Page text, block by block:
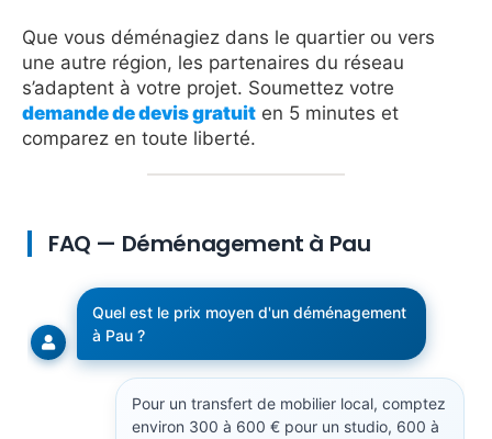
Que vous déménagiez dans le quartier ou vers
une autre région, les partenaires du réseau
s’adaptent à votre projet. Soumettez votre
demande de devis gratuit en 5 minutes et
comparez en toute liberté.
FAQ — Déménagement à Pau
Quel est le prix moyen d'un déménagement
à Pau ?
Pour un transfert de mobilier local, comptez
environ 300 à 600 € pour un studio, 600 à